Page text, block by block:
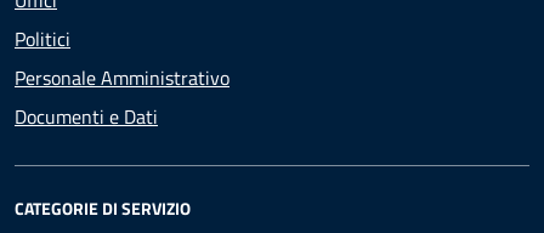
Politici
Personale Amministrativo
Documenti e Dati
CATEGORIE DI SERVIZIO